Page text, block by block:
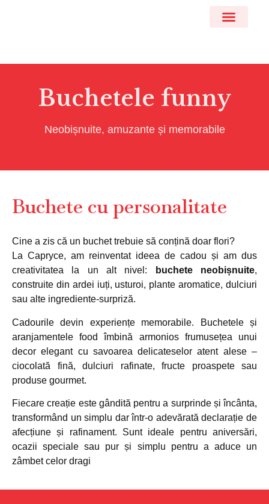
Buchetele funny
Neobișnuite, amuzante și memorabile
Buchete cu personalitate
Cine a zis că un buchet trebuie să conțină doar flori?
La Capryce, am reinventat ideea de cadou și am dus
creativitatea la un alt nivel:
buchete neobișnuite,
construite din ardei iuți, usturoi, plante aromatice, dulciuri
sau alte ingrediente-surpriză.
Cadourile devin experiențe memorabile. Buchetele și
aranjamentele food îmbină armonios frumusețea unui
decor elegant cu savoarea delicateselor atent alese –
ciocolată fină, dulciuri rafinate, fructe proaspete sau
produse gourmet.
Fiecare creație este gândită pentru a surprinde și încânta,
transformând un simplu dar într-o adevărată declarație de
afecțiune și rafinament. Sunt ideale pentru aniversări,
ocazii speciale sau pur și simplu pentru a aduce un
zâmbet celor dragi